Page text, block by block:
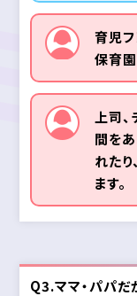
育児
保育
上司
間を
れた
ます。
Q3.ママ・パパだ